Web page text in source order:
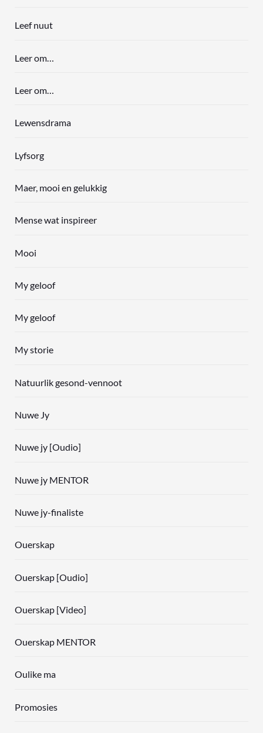
Leef nuut
Leer om…
Leer om…
Lewensdrama
Lyfsorg
Maer, mooi en gelukkig
Mense wat inspireer
Mooi
My geloof
My geloof
My storie
Natuurlik gesond-vennoot
Nuwe Jy
Nuwe jy [Oudio]
Nuwe jy MENTOR
Nuwe jy-finaliste
Ouerskap
Ouerskap [Oudio]
Ouerskap [Video]
Ouerskap MENTOR
Oulike ma
Promosies